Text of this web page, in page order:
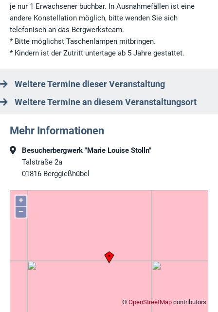
je nur 1 Erwachsener buchbar. In Ausnahmefällen ist eine
andere Konstellation möglich, bitte wenden Sie sich
telefonisch an das Bergwerksteam.
* Bitte möglichst Taschenlampen mitbringen.
* Kindern ist der Zutritt untertage ab 5 Jahre gestattet.
Weitere Termine dieser Veranstaltung
Weitere Termine an diesem Veranstaltungsort
Mehr Informationen
Besucherbergwerk "Marie Louise Stolln"
Talstraße 2a
01816 Berggießhübel
+
−
© OpenStreetMap contributors